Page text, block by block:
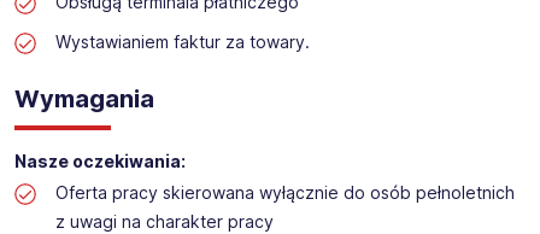
Praca w sektorze obsługi klienta w markecie
budowlanym
Wystawianiem faktur za towary.
Wymagania
Nasze oczekiwania:
Oferta pracy skierowana wyłącznie do osób pełnoletnich
z uwagi na charakter pracy